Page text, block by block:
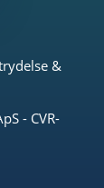
&
- CVR-